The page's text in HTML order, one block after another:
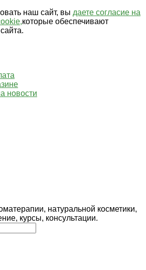
наш сайт, вы даете согласие на
которые обеспечивают
новости
натуральной косметики,
курсы, консультации.